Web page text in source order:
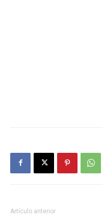
Artículo anterior